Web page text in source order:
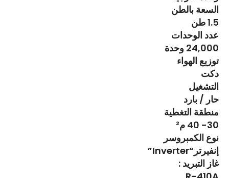
السعة بالطن
1.5 طن
عدد الوحدات
24,000 وحدة
توزيع الهواء
دكت
التشغيل
حار / بارد
منطقة التغطية
30- 40 م²
نوع الكمبروسر
إنفيرتر“Inverter”
غاز التبريد :